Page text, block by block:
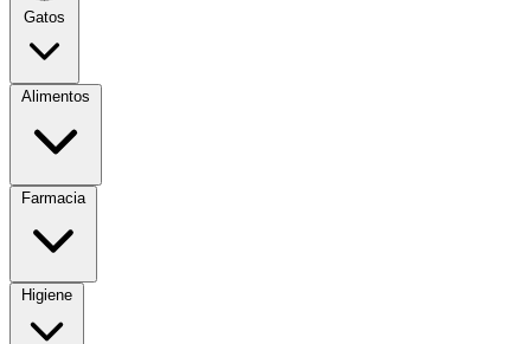
Gatos
Alimentos
Farmacia
Higiene